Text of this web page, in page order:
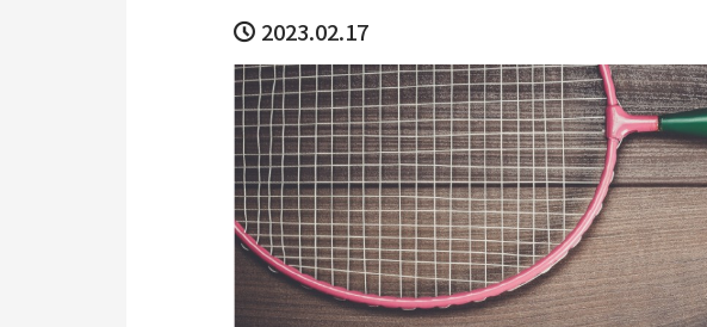
2023.02.17